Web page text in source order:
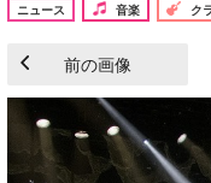
ニュース 音楽 ク
前の画像